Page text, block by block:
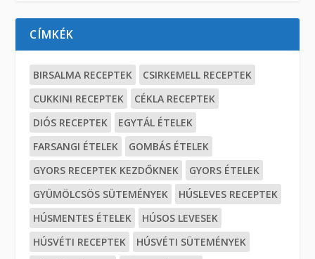
CÍMKÉK
BIRSALMA RECEPTEK
CSIRKEMELL RECEPTEK
CUKKINI RECEPTEK
CÉKLA RECEPTEK
DIÓS RECEPTEK
EGYTÁL ÉTELEK
FARSANGI ÉTELEK
GOMBÁS ÉTELEK
GYORS RECEPTEK KEZDŐKNEK
GYORS ÉTELEK
GYÜMÖLCSÖS SÜTEMÉNYEK
HÚSLEVES RECEPTEK
HÚSMENTES ÉTELEK
HÚSOS LEVESEK
HÚSVÉTI RECEPTEK
HÚSVÉTI SÜTEMÉNYEK